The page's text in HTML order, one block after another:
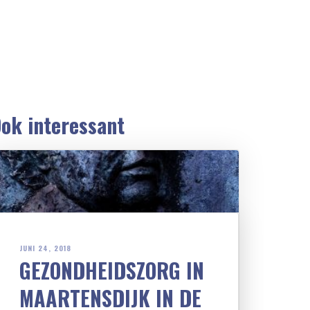
interessant
JUNI 24, 2018
GEZONDHEIDSZORG IN
MAARTENSDIJK IN DE